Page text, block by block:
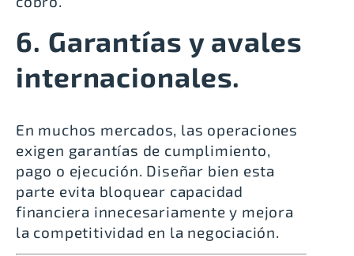
6. Garantías y avales
internacionales.
En muchos mercados, las operaciones
exigen garantías de cumplimiento,
pago o ejecución. Diseñar bien esta
parte evita bloquear capacidad
financiera innecesariamente y mejora
la competitividad en la negociación.